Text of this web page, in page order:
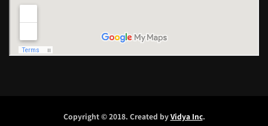
Copyright © 2018. Created byVidya Inc.